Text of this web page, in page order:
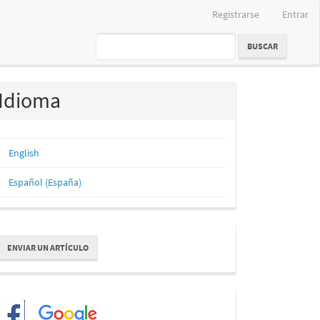
Registrarse Entrar
BUSCAR
Idioma
English
Español (España)
ENVIAR UN ARTÍCULO
Redes